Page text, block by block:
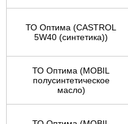
ТО Оптима (CASTROL
5W40 (синтетика))
ТО Оптима (MOBIL
полусинтетическое
масло)